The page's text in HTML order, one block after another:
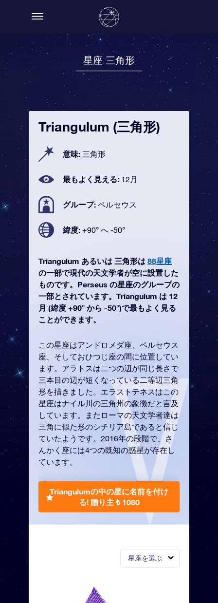
星座 三角形
星座を選ぶ
Triangulum (三角形)
意味: 三角形
最もよく見える: 12月
グループ: ペルセウス
緯度: +90° へ -50°
Triangulum あるいは 三角形は 88星座
の一部で現代の天文学者が空に設置した
ものです。Perseus の星座のグループの
一部とされています。Triangulum は 12
月 (緯度 +90° から -50°)で最もよく見る
ことができます。
この星座はアンドロメダ座、ペルセウス
座、そしておひつじ座の間に位置してい
ます。アラトスは二つの辺が同じ長さで
三本目の辺が短くなっている二等辺三角
形を描きました。エラストテネスはこの
星座はナイル川の三角州の象徴だと言及
しています。またローマの天文学者達は
三角に似た形のシチリア島であると信じ
ていたようです。2016年の段階で、さ
んかく座には4つの既知の惑星が存在し
ています。
Triangulumの中の星に名前を付け
る! 贈り主 ₺ 1080